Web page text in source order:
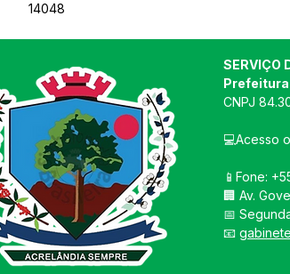
14048
SERVIÇO
CNPJ
💻Acesso
📱Fone:
🏢 Av.
📅
📧